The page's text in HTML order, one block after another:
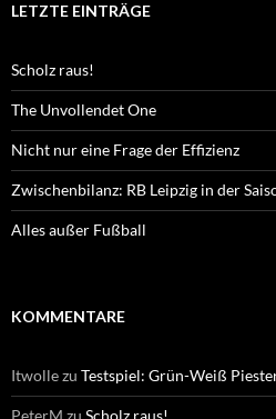
LETZTE EINTRÄGE
Scholz raus!
The Unvollendet One
Nicht nur eine Frage der Effizienz
Zwischenbilanz: RB Leipzig in der
Alles außer Fußball
KOMMENTARE
Itwollezu Testspiel: Grün-Weiß